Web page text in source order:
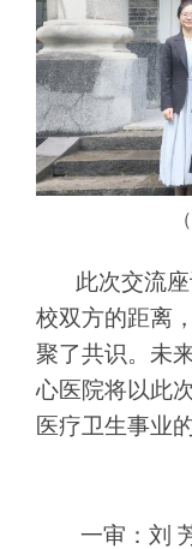
此次交流
校双方的距离
聚了共识。未
心医院将以此
医疗卫生事业
一审：刘